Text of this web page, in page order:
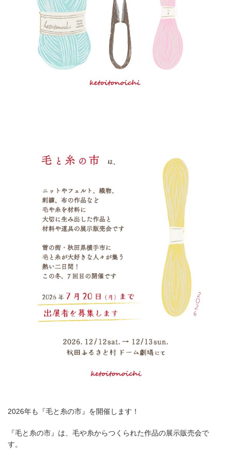
2026年も『毛と糸の市』を開催します！
『毛と糸の市』は、毛や糸からつくられた作品の展示販売会で
す。